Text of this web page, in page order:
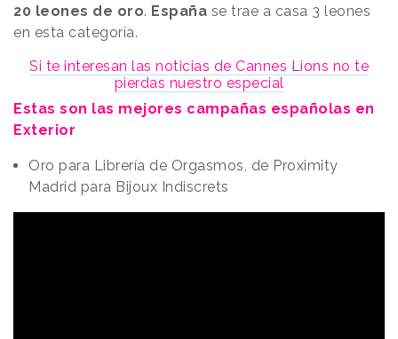
20 leones de oro. España se trae a casa 3 leones
en esta categoría.
Si te interesan las noticias de Cannes Lions no te
pierdas nuestro especial
Estas son las mejores campañas españolas en
Exterior
Oro para Librería de Orgasmos, de Proximity
Madrid para Bijoux Indiscrets